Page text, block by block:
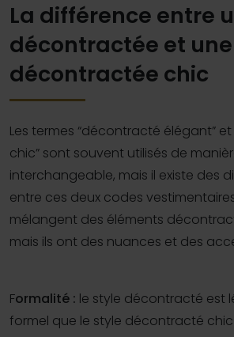
La différence entre
décontractée et
décontractée chic
Les termes “décontracté élégant”
chic” sont souvent utilisés de
interchangeable, mais il existe des
entre ces deux codes
mélangent des éléments
mais ils ont des nuances et des
Formalité : le style décontracté est
formel que le style décontracté chic